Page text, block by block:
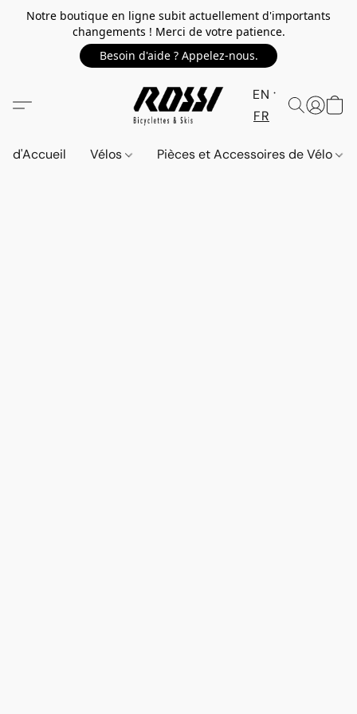
Notre boutique en ligne subit actuellement d'importants
changements ! Merci de votre patience.
Besoin d'aide ? Appelez-nous.
EN
FR
d'Accueil Vélos Pièces et Accessoires de Vélo